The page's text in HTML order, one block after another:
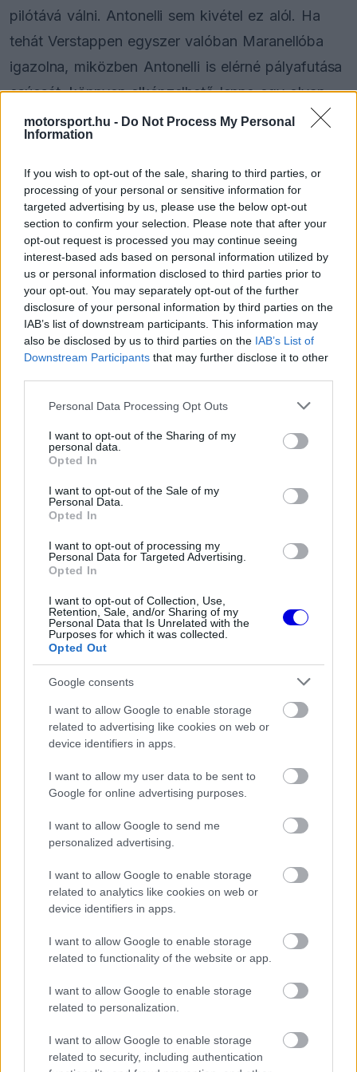
motorsport.hu - Do Not Process My Personal
Information
If you wish to opt-out of the sale, sharing to third parties, or
processing of your personal or sensitive information for
targeted advertising by us, please use the below opt-out
section to confirm your selection. Please note that after your
opt-out request is processed you may continue seeing
interest-based ads based on personal information utilized by
us or personal information disclosed to third parties prior to
your opt-out. You may separately opt-out of the further
disclosure of your personal information by third parties on the
IAB’s list of downstream participants. This information may
also be disclosed by us to third parties on the IAB’s List of
Downstream Participants that may further disclose it to other
Please note that this website/app uses one or more Google
not limited to your visit or usage behaviour. You may click to
grant or deny consent to Google and its third-party tags to
use your data for below specified purposes in below Google
consent section.
Personal Data Processing Opt Outs
I want to opt-out of the Sharing of my
personal data.
Opted In
I want to opt-out of the Sale of my
Personal Data.
Opted In
I want to opt-out of processing my
Personal Data for Targeted Advertising.
Opted In
I want to opt-out of Collection, Use,
Retention, Sale, and/or Sharing of my
Personal Data that Is Unrelated with the
Purposes for which it was collected.
Opted Out
Google consents
I want to allow Google to enable storage
related to advertising like cookies on web or
device identifiers in apps.
I want to allow my user data to be sent to
Google for online advertising purposes.
I want to allow Google to send me
personalized advertising.
I want to allow Google to enable storage
related to analytics like cookies on web or
device identifiers in apps.
I want to allow Google to enable storage
related to functionality of the website or app.
I want to allow Google to enable storage
related to personalization.
I want to allow Google to enable storage
related to security, including authentication
pilótává válni. Antonelli sem kivétel ez alól. Ha
tehát Verstappen egyszer valóban Maranellóba
igazolna, miközben Antonelli is elérné pályafutása
csúcsát, könnyen elképzelhető lenne egy olyan
felállás, amely már önmagában történelmi
jelentőségűnek számítana.
Miért lehetne minden idők legkeményebb
párosa?
1. Egyikük sem fogadná el a másodhegedűs
szerepet
A legtöbb sikeres F1-es csapatnál idővel kialakul
egy hierarchia. Az egyik pilóta lesz az első számú
versenyző, a másik pedig alkalmazkodik ehhez.
Verstappen esetében ez elképzelhetetlen.
A négyszeres világbajnok egész karrierjét arra
építette, hogy mindenkit legyőzzön maga körül.
Soha nem mutatott hajlandóságot arra, hogy
Antonelli pedig pontosan ugyanebben a
szellemben nő fel. Az olaszt már
utánpótláskorában is rendkívül magabiztos,
kifejezetten agresszív versenyzőként ismerték, aki
nem azért érkezett az F1-be, hogy tanuljon,
hanem hogy nyerjen. Ez már önmagában
robbanásveszélyes kombináció.
2. Két generáció csatája
amikor két korszak találkozik. Verstappen a
jelenlegi generáció meghatározó alakja, aki
hosszú éveken át uralta a sportágat.
Antonelli ezzel szemben a következő évtized
potenciális szupersztárja lehet. Egy ilyen párharc
nemcsak a Ferrariról szólna, hanem arról is, hogy
a sportág jelenlegi királya képes-e feltartóztatni az
új trónkövetelőt.